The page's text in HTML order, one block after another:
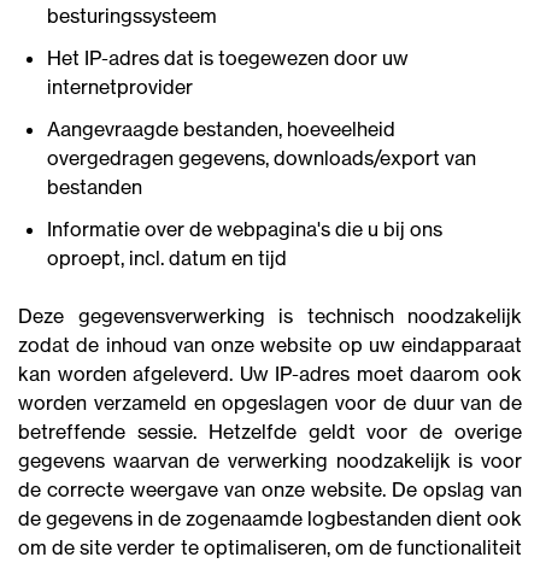
besturingssysteem
Het IP-adres dat is toegewezen door uw
internetprovider
Aangevraagde bestanden, hoeveelheid
overgedragen gegevens, downloads/export van
bestanden
Informatie over de webpagina's die u bij ons
oproept, incl. datum en tijd
Deze gegevensverwerking is technisch noodzakelijk
zodat de inhoud van onze website op uw eindapparaat
kan worden afgeleverd. Uw IP-adres moet daarom ook
worden verzameld en opgeslagen voor de duur van de
betreffende sessie. Hetzelfde geldt voor de overige
gegevens waarvan de verwerking noodzakelijk is voor
de correcte weergave van onze website. De opslag van
de gegevens in de zogenaamde logbestanden dient ook
om de site verder te optimaliseren, om de functionaliteit